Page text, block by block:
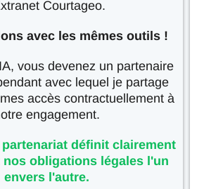
Courtageo.
avec les mêmes outils !
vous devenez un partenaire
avec lequel je partage
accès contractuellement à
engagement.
définit clairement
obligations légales l'un
envers l'autre.